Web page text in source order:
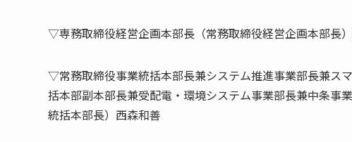
▽専務取締役経営企画本部長（常務取締役経営企画本部長
▽常務取締役事業統括本部長兼システム推進事業部長兼ス
括本部副本部長兼受配電・環境システム事業部長兼中条
統括本部長）西森和善